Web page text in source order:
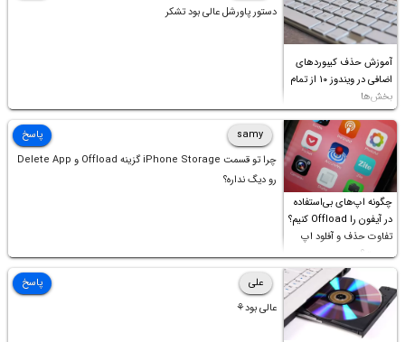
آموزش حذف کیبوردهای
اضافی در ویندوز ۱۰ از تمام
بخش‌ها
دستور پاورشل عالی بود تشکر
چگونه اپ‌های بی‌استفاده
در آیفون را Offload کنیم؟
تفاوت حذف و آفلود اپ
چیست؟
samy
چرا تو قسمت iPhone Storage گزینه Offload و Delete App
رو دیگ نداره؟
پاسخ
علی
عالی بود⚘
پاسخ